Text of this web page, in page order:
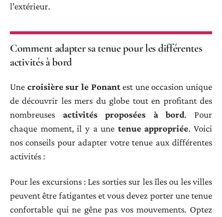
l’extérieur.
Comment adapter sa tenue pour les différentes
activités à bord
Une croisière sur le Ponantest une occasion unique
de découvrir les mers du globe tout en profitant des
nombreuses activités proposées à bord. Pour
chaque moment, il y a une tenue appropriée. Voici
nos conseils pour adapter votre tenue aux différentes
activités :
Pour les excursions : Les sorties sur les îles ou les villes
peuvent être fatigantes et vous devez porter une tenue
confortable qui ne gêne pas vos mouvements. Optez